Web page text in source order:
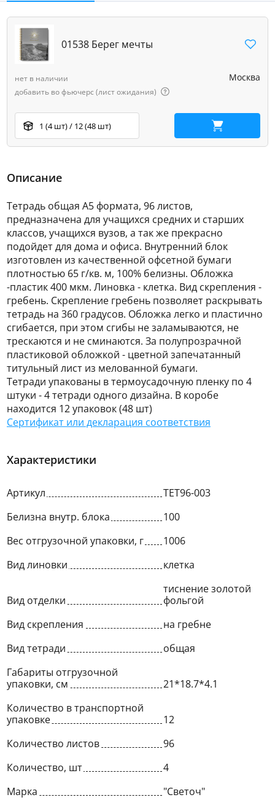
01538 Берег мечты
Москва
нет в наличии
добавить во фьючерс (лист ожидания)
1 (4 шт) / 12 (48 шт) В корзину
Описание
Тетрадь общая А5 формата, 96 листов,
предназначена для учащихся средних и старших
классов, учащихся вузов, а так же прекрасно
подойдет для дома и офиса. Внутренний блок
изготовлен из качественной офсетной бумаги
плотностью 65 г/кв. м, 100% белизны. Обложка
-пластик 400 мкм. Линовка - клетка. Вид скрепления -
гребень. Скрепление гребень позволяет раскрывать
тетрадь на 360 градусов. Обложка легко и пластично
сгибается, при этом сгибы не заламываются, не
трескаются и не сминаются. За полупрозрачной
пластиковой обложкой - цветной запечатанный
титульный лист из мелованной бумаги.
Тетради упакованы в термоусадочную пленку по 4
штуки - 4 тетради одного дизайна. В коробе
находится 12 упаковок (48 шт)
Сертификат или декларация соответствия
Характеристики
Артикул
ТЕТ96-003
Белизна внутр. блока
100
Вес отгрузочной упаковки, г
1006
Вид линовки
клетка
Вид отделки
тиснение золотой
фольгой
Вид скрепления
на гребне
Вид тетради
общая
Габариты отгрузочной
упаковки, см
21*18.7*4.1
Количество в транспортной
упаковке
12
Количество листов
96
Количество, шт
4
Марка
"Светоч"